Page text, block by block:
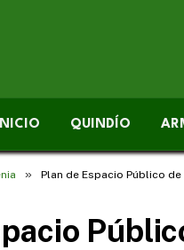
INICIO QUINDÍO
» Plan de Espacio Público